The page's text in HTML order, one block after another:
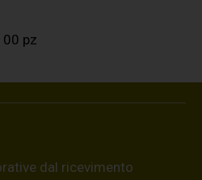
pz
dal ricevimento